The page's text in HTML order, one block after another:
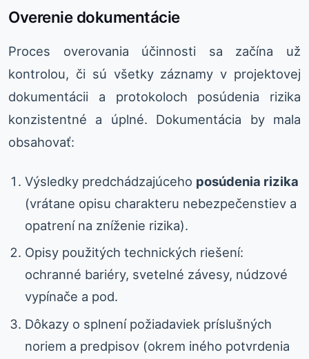
Overenie dokumentácie
Proces overovania účinnosti sa začína už
kontrolou, či sú všetky záznamy v projektovej
dokumentácii a protokoloch posúdenia rizika
konzistentné a úplné. Dokumentácia by mala
obsahovať:
Výsledky predchádzajúceho posúdenia rizika
(vrátane opisu charakteru nebezpečenstiev a
opatrení na zníženie rizika).
Opisy použitých technických riešení:
ochranné bariéry, svetelné závesy, núdzové
vypínače a pod.
Dôkazy o splnení požiadaviek príslušných
noriem a predpisov (okrem iného potvrdenia